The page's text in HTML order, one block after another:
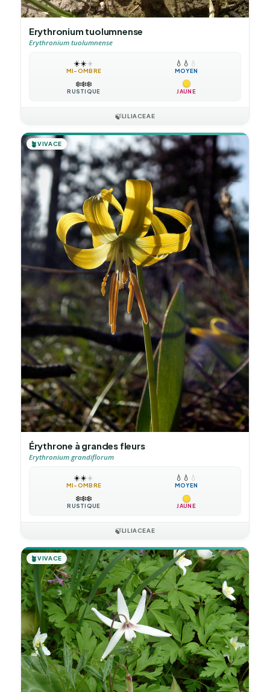
Erythronium tuolumnense
Erythronium tuolumnense
☀️☀️☀️
MI-OMBRE
💧 💧 💧
MOYEN
❄️❄️❄️
RUSTIQUE JAUNE
🍃LILIACEAE
🪴VIVACE
Érythrone à grandes fleurs
Erythronium grandiflorum
☀️☀️☀️
MI-OMBRE
💧 💧 💧
MOYEN
❄️❄️❄️
RUSTIQUE JAUNE
🍃LILIACEAE
🪴VIVACE